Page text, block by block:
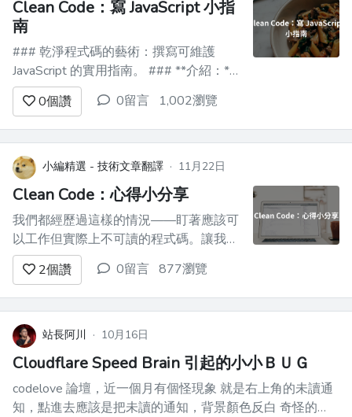
Clean Code：寫 JavaScript 小指
南
### 乾淨程式碼的藝術：撰寫可維護
JavaScript 的實用指南。 ### **介紹：**
編寫乾淨的程式碼不僅僅是一種美觀的選
擇，它是減少錯誤、增強協作並確保軟體
專案的長期可維護性的基本實踐。本指南
探討了編寫乾淨 JavaScript 程式碼的原
則、實作和實用方法。 ###...
0個讚 0留言 1,002瀏覽
小編精選 - 技術文章翻譯 · 11月22日
Clean Code：心得小分享
我們都經歷過這樣的情況——盯著應該可
以工作但實際上不可讀的程式碼。讓我們
面對現實：每個開發人員（是的，我們每
個人）都曾在某個時候編寫過類似的程式
碼。好訊息？重構是一項可以學習的技
能，乾淨的程式碼也是觸手可及的。 因
此，讓我們深入探討編寫乾淨程式碼的真
正含義 - 不是抽象的、「只是使其整潔」
類型...
2個讚 0留言 877瀏覽
站長阿川 · 10月16日
Cloudflare Speed Brain 引起的小小ＢＵＧ
codelove 論壇，近一個月有個怪現象 就是右上角的未讀通
知，點進去應該是把未讀的通知，背景顏色反白 奇怪的